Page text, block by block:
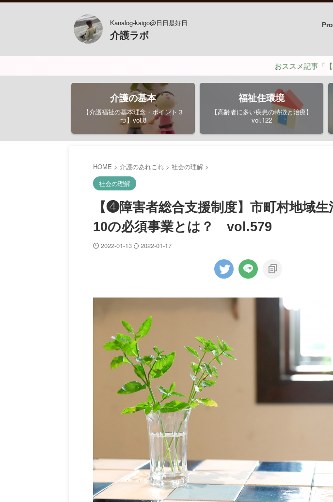
Kanalog-kaigo@日日是好日
介護ラボ
おススメ記事「【尊厳を損なう
介護の基本
【介護福祉の基本理念・ポイント３
つ】vol.8
福祉住環境
【高齢者に多い疾患の特徴と治療】
vol.122
HOME > 介護のあれこれ > 社会の理解 >
社会の理解
【❹障害者総合支援制度】市町村地域
10の必須事業とは？ vol.579
2022-01-13 2022-01-17